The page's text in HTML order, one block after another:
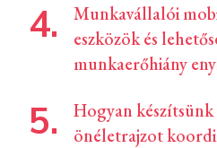
Munkavállalói
eszközök és
munkaerőhiány
Hogyan
önéletrajzot